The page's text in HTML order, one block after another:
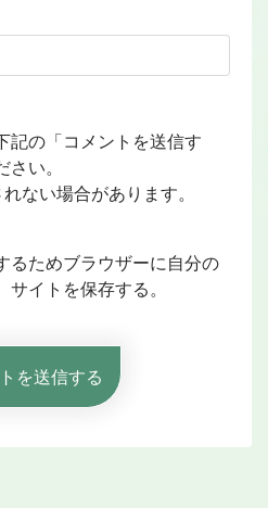
記の「コメントを送信す
い。
ない場合があります。
るためブラウザーに自分の
イトを保存する。